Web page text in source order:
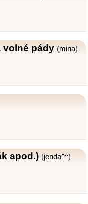
volné pády (mina)
apod.) (jenda^^)